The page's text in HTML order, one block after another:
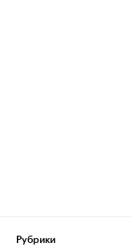
Рубрики